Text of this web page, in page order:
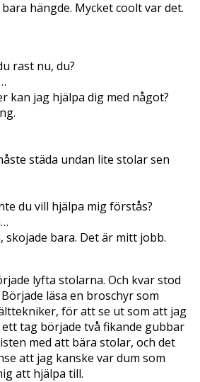
hängde. Mycket coolt var det.
rast nu, du?
kan jag hjälpa dig med något?
städa undan lite stolar sen
du vill hjälpa mig förstås?
skojade bara. Det är mitt jobb.
lyfta stolarna. Och kvar stod
läsa en broschyr som
för att se ut som att jag
tag började två fikande gubbar
med att bära stolar, och det
att jag kanske var dum som
att hjälpa till.